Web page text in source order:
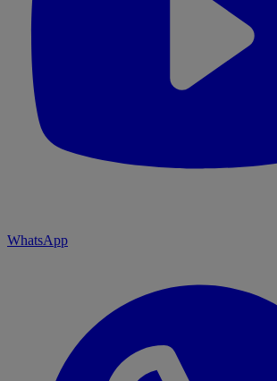
WhatsApp